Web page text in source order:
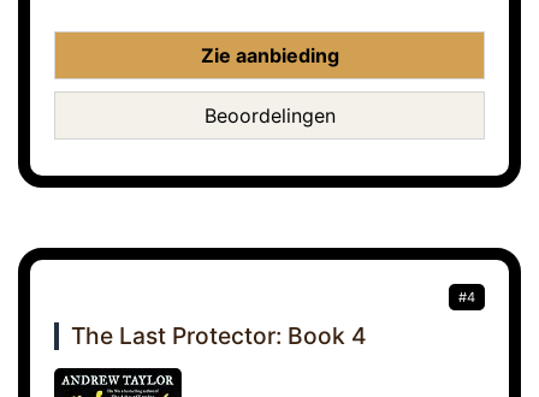
Zie aanbieding
Beoordelingen
#4
The Last Protector: Book 4